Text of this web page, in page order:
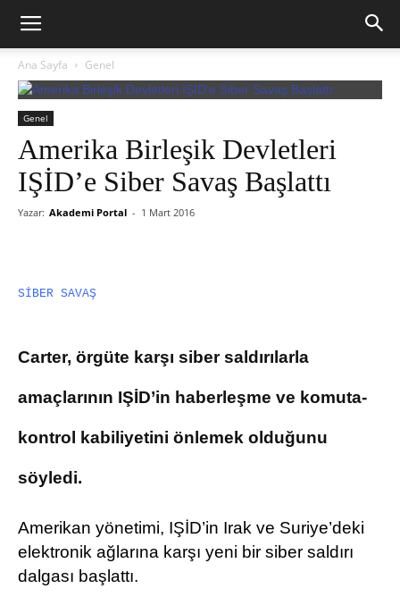
Ana Sayfa Genel
Genel
Amerika Birleşik Devletleri
IŞİD’e Siber Savaş Başlattı
Yazar: Akademi Portal - 1 Mart 2016
SİBER SAVAŞ
Carter, örgüte karşı siber saldırılarla
amaçlarının IŞİD’in haberleşme ve komuta-
kontrol kabiliyetini önlemek olduğunu
söyledi.
Amerikan yönetimi, IŞİD’in Irak ve Suriye’deki
elektronik ağlarına karşı yeni bir siber saldırı
dalgası başlattı.